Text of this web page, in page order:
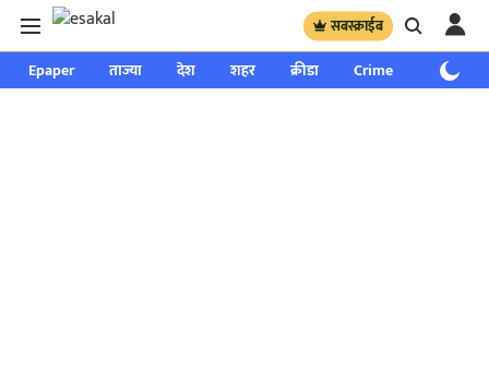
सबस्क्राईब
Epaper ताज्या देश शहर क्रीडा Crime साप्ताहिक